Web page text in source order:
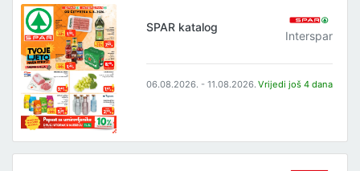
SPAR katalog
Interspar
06.08.2026. - 11.08.2026. Vrijedi još 4 dana